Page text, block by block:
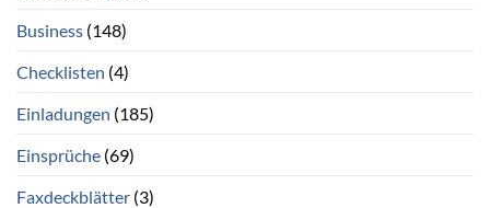
Business (148)
Checklisten (4)
Einladungen (185)
Einsprüche (69)
Faxdeckblätter (3)